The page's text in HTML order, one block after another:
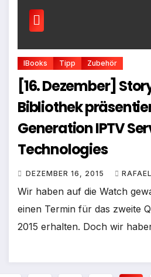
IBooks Tipp Zubehör
[16. Dezember]
Bibliothek
Generation IPTV
Technologies
DEZEMBER 16, 2015
Wir haben auf die Watch
einen Termin für das zweite
2015 erhalten. Doch wir